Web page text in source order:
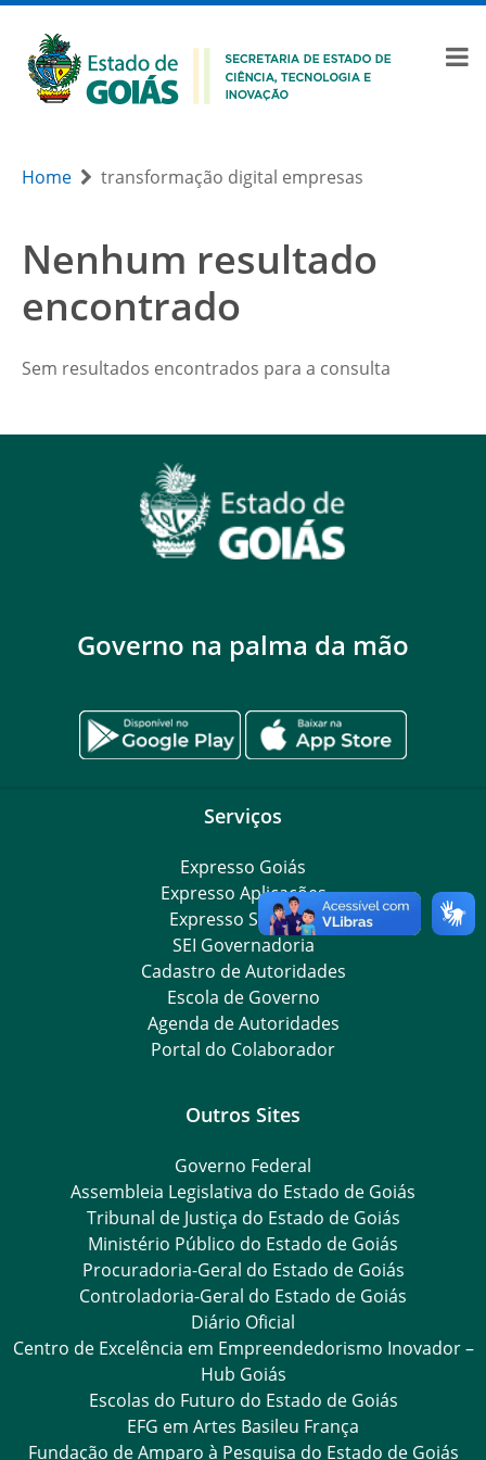
Home transformação digital empresas
Nenhum resultado
encontrado
Sem resultados encontrados para a consulta
Governo na palma da mão
Serviços
Expresso Goiás
Expresso Aplicações
Expresso Servidor
SEI Governadoria
Cadastro de Autoridades
Escola de Governo
Agenda de Autoridades
Portal do Colaborador
Outros Sites
Governo Federal
Assembleia Legislativa do Estado de Goiás
Tribunal de Justiça do Estado de Goiás
Ministério Público do Estado de Goiás
Procuradoria-Geral do Estado de Goiás
Controladoria-Geral do Estado de Goiás
Diário Oficial
Centro de Excelência em Empreendedorismo Inovador –
Hub Goiás
Escolas do Futuro do Estado de Goiás
EFG em Artes Basileu França
Fundação de Amparo à Pesquisa do Estado de Goiás